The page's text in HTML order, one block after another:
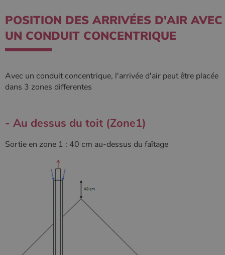
POSITION DES ARRIVÉES D'AIR AVEC
UN CONDUIT CONCENTRIQUE
Avec un conduit concentrique, l'arrivée d'air peut être placée
dans 3 zones differentes
- Au dessus du toit (Zone1)
Sortie en zone 1 : 40 cm au-dessus du faîtage